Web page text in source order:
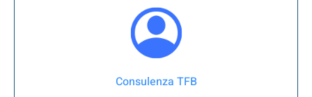
Consulenza TFB